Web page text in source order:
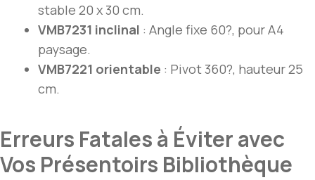
stable 20 x 30 cm.
VMB7231 inclinal : Angle fixe 60?, pour A4
paysage.
VMB7221 orientable : Pivot 360?, hauteur 25
cm.
Erreurs Fatales à Éviter avec
Vos Présentoirs Bibliothèque